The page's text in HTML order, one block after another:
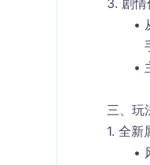
3. 剧情
三、玩
1. 全新